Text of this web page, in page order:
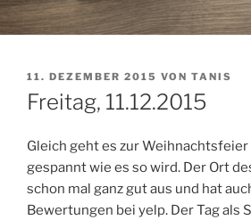
VERÖFFENTLICHT
AM
11. DEZEMBER 2015 VON TANIS
Freitag, 11.12.2015
Gleich geht es zur Weihnachtsfeier
gespannt wie es so wird. Der Ort
schon mal ganz gut aus und hat
Bewertungen bei yelp. Der Tag als